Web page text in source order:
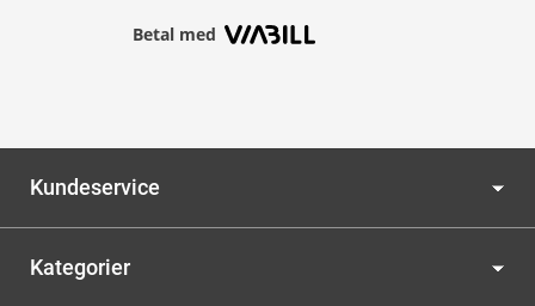
Betal med
Kundeservice
Kategorier